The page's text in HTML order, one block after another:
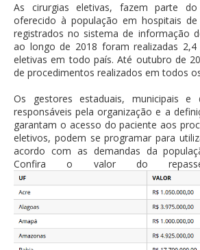
As cirurgias eletivas, fazem parte
oferecido à população em hospitais
registrados no sistema de informação
ao longo de 2018 foram realizadas 2,4
eletivas em todo país. Até outubro de
de procedimentos realizados em todos
Os gestores estaduais, municipais e
responsáveis pela organização e a
garantam o acesso do paciente aos
eletivos, podem se programar para
acordo com as demandas da
Confira o valor do